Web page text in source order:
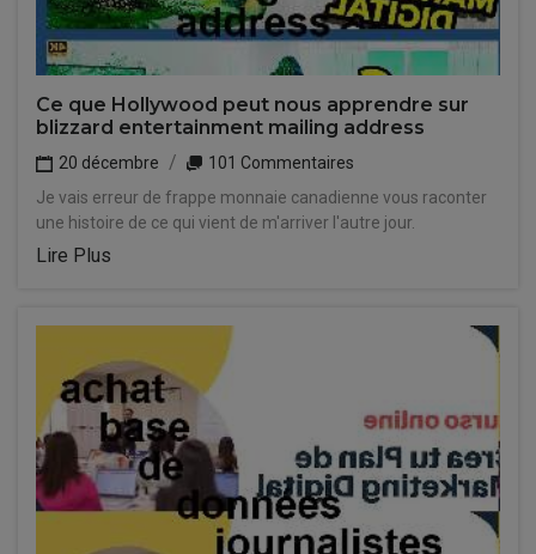
Ce que Hollywood peut nous apprendre sur
blizzard entertainment mailing address
20 décembre
101 Commentaires
Je vais erreur de frappe monnaie canadienne vous raconter
une histoire de ce qui vient de m'arriver l'autre jour.
Lire Plus